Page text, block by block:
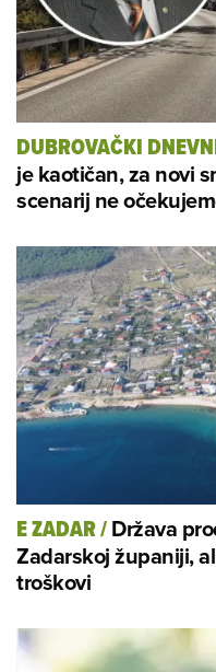
DUBROVAČKI
je kaotičan, za novi
scenarij ne
E ZADAR/Država
Zadarskoj županiji,
troškovi